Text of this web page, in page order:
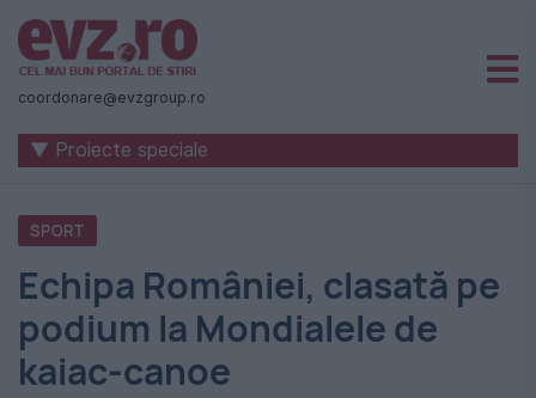
Știri
naționale
internaționale
România
-
Evenimentul
Zilei
coordonare@evzgroup.ro
▼ Proiecte speciale
SPORT
Echipa României, clasată pe
podium la Mondialele de
kaiac-canoe